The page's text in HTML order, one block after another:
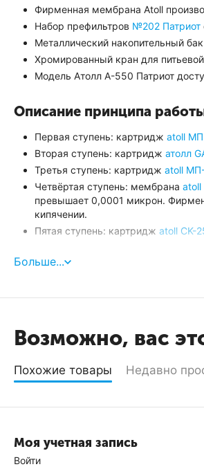
Фирменная мембрана Atoll
Набор префильтров №202 Патриот
Металлический накопительный
Хромированный кран для
Модель Атолл A-550 Патриот
Описание принципа
Первая ступень: картридж atoll
Вторая ступень: картридж атолл
Третья ступень: картридж atoll
Четвёртая ступень: мембрана atoll
превышает 0,0001 микрон.
кипячении.
Пятая ступень: картридж atoll CK-
Атолл A-550 Патриот |
Комплект изпяти картриджей
Врезка
Больше...
Возможно, вас
Похожие товары Недавно
Моя учетная запись
Войти